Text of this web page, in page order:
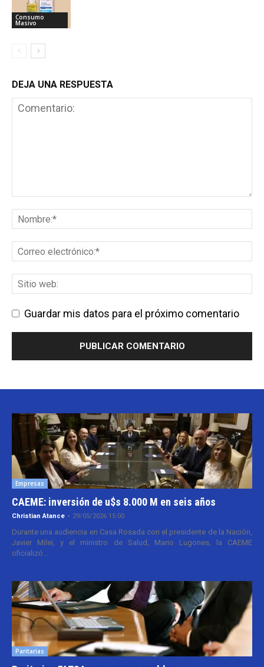
Consumo
Masivo
DEJA UNA RESPUESTA
Guardar mis datos para el próximo comentario
Empresas
CAEME: inversión de u$s 8.000 M en seis años
Christian Atance - 29/05/2026 15:00
Durante una audiencia en Casa Rosada con el presidente de la Nación,
Javier Milei, y el ministro de Salud, Mario Lugones, la CAEME
oficializó...
Paritarias